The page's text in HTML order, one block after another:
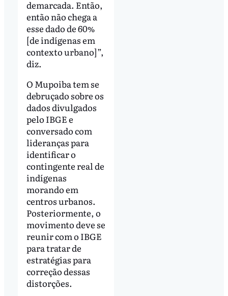
demarcada. Então,
então não chega a
esse dado de 60%
[de indígenas em
contexto urbano]”,
diz.
O Mupoiba tem se
debruçado sobre os
dados divulgados
pelo IBGE e
conversado com
lideranças para
identificar o
contingente real de
indígenas
morando em
centros urbanos.
Posteriormente, o
movimento deve se
reunir com o IBGE
para tratar de
estratégias para
correção dessas
distorções.